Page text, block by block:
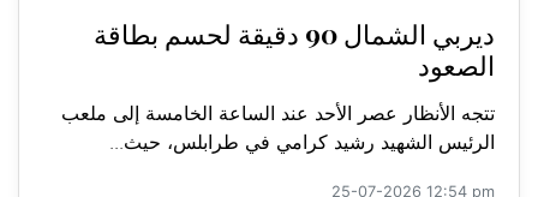
ديربي الشمال 90 دقيقة لحسم بطاقة
الصعود
تتجه الأنظار عصر الأحد عند الساعة الخامسة إلى ملعب
الرئيس الشهيد رشيد كرامي في طرابلس، حيث...
25-07-2026 12:54 pm